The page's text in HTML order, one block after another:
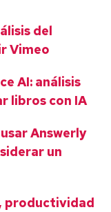
del
Vimeo
AI: análisis
libros con IA
Answerly
un
productividad